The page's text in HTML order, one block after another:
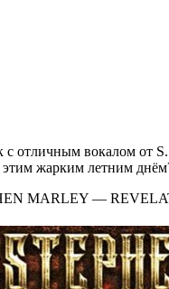
с отличным вокалом от
жарким летним
MARLEY —